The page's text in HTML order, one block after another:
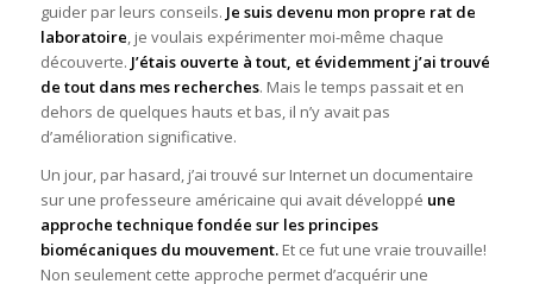
guider par leurs conseils. Je suis devenu mon propre rat de
laboratoire, je voulais expérimenter moi-même chaque
découverte. J’étais ouverte à tout, et évidemment j’ai trouvé
de tout dans mes recherches. Mais le temps passait et en
dehors de quelques hauts et bas, il n’y avait pas
d’amélioration significative.
Un jour, par hasard, j’ai trouvé sur Internet un documentaire
sur une professeure américaine qui avait développé une
approche technique fondée sur les principes
biomécaniques du mouvement.Et ce fut une vraie trouvaille!
Non seulement cette approche permet d’acquérir une